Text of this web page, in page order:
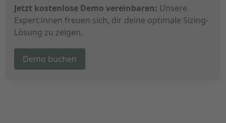
Jetzt kostenlose Demo vereinbaren: Unsere
Expert:innen freuen sich, dir deine optimale Sizing-
Lösung zu zeigen.
Demo buchen